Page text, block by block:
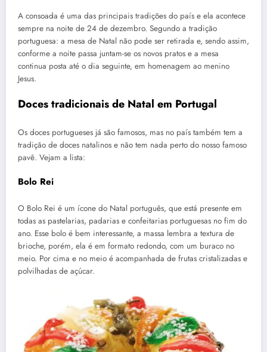
A consoada é uma das principais tradições do país e ela acontece
sempre na noite de 24 de dezembro. Segundo a tradição
portuguesa: a mesa de Natal não pode ser retirada e, sendo assim,
conforme a noite passa juntam-se os novos pratos e a mesa
continua posta até o dia seguinte, em homenagem ao menino
Jesus.
Doces tradicionais de Natal em Portugal
Os doces portugueses já são famosos, mas no país também tem a
tradição de doces natalinos e não tem nada perto do nosso famoso
pavê. Vejam a lista:
Bolo Rei
O Bolo Rei é um ícone do Natal português, que está presente em
todas as pastelarias, padarias e confeitarias portuguesas no fim do
ano. Esse bolo é bem interessante, a massa lembra a textura de
brioche, porém, ela é em formato redondo, com um buraco no
meio. Por cima e no meio é acompanhada de frutas cristalizadas e
polvilhadas de açúcar.